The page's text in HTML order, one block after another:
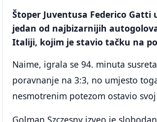
Štoper Juventusa Federico Gatti
jedan od najbizarnijih
Italiji, kojim je stavio tačku na
Naime, igrala se 94. minuta
poravnanje na 3:3, no umjesto
nesmotrenim potezom ostavio